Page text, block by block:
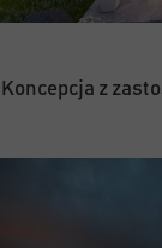
Koncepcja z